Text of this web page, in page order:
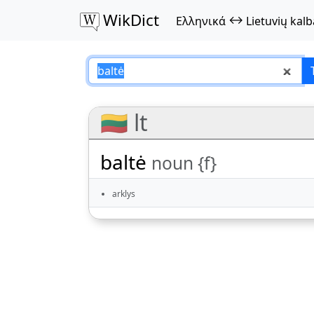
WikDict Ελληνικά ↔ Lietuvių
baltė –
🇱🇹 lt
baltė noun {f}
arklys